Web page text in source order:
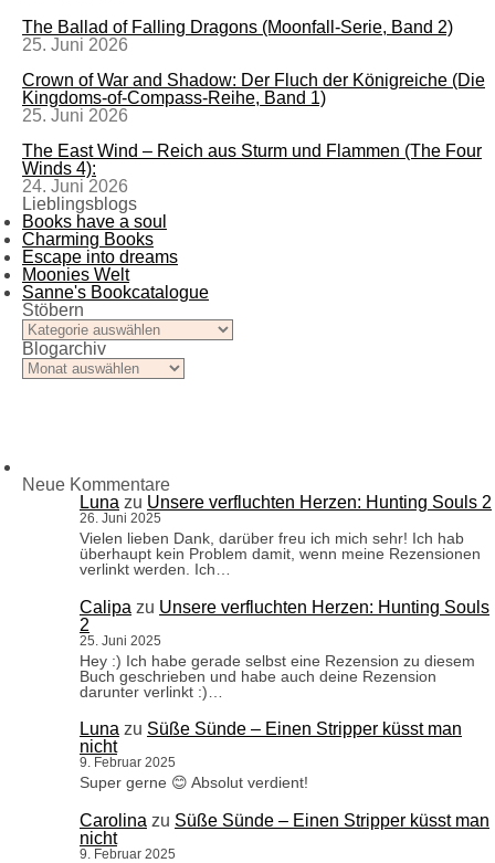
The Ballad of Falling Dragons (Moonfall-Serie, Band 2)
25. Juni 2026
Crown of War and Shadow: Der Fluch der Königreiche (Die
Kingdoms-of-Compass-Reihe, Band 1)
25. Juni 2026
The East Wind – Reich aus Sturm und Flammen (The Four
Winds 4):
24. Juni 2026
Lieblingsblogs
Books have a soul
Charming Books
Escape into dreams
Moonies Welt
Sanne's Bookcatalogue
Stöbern
Stöbern
Blogarchiv
Blogarchiv
Neue Kommentare
Luna zu Unsere verfluchten Herzen: Hunting Souls 2
26. Juni 2025
Vielen lieben Dank, darüber freu ich mich sehr! Ich hab
überhaupt kein Problem damit, wenn meine Rezensionen
verlinkt werden. Ich…
Calipa zu Unsere verfluchten Herzen: Hunting Souls
2
25. Juni 2025
Hey :) Ich habe gerade selbst eine Rezension zu diesem
Buch geschrieben und habe auch deine Rezension
darunter verlinkt :)…
Luna zu Süße Sünde – Einen Stripper küsst man
nicht
9. Februar 2025
Super gerne 😊 Absolut verdient!
Carolina zu Süße Sünde – Einen Stripper küsst man
nicht
9. Februar 2025